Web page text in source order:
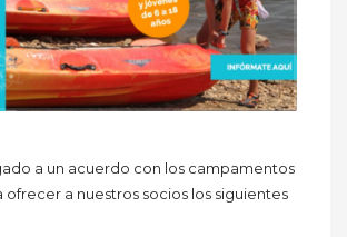
a un acuerdo con los campamentos
ofrecer a nuestros socios los siguientes